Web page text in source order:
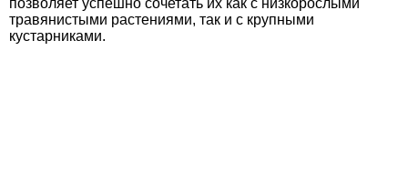
позволяет успешно сочетать их как с низкорослыми
травянистыми растениями, так и с крупными
кустарниками.